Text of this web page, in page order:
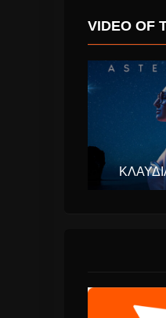
VIDEO OF